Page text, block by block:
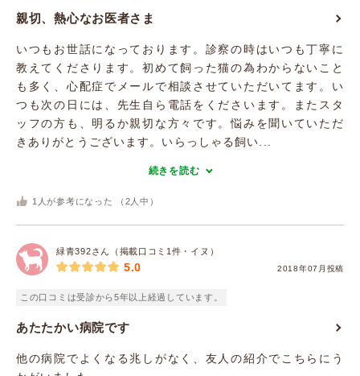
親切、熱心なお医者さま
いつもお世話になっております。診察の時はいつも丁寧に
教えてくださります。初めて飼った猫の為わからないこと
も多く、心配症でメールで相談させていただいてます。い
つも次の日には、先生自ら電話をくださいます。またスタ
ッフの方も、明るか親切な方々です。悩みを聞いていただ
きありがとうございます。いらっしゃる飼い...
続きを読む
1 人が参考になった （ 2 人中）
緑青392さん（掲載口コミ1件・イヌ）
2018年07月投稿
5.0
この口コミは受診から5年以上経過しています。
あたたかい病院です
他の病院でよくなる兆しがなく、友人の紹介でこちらにう